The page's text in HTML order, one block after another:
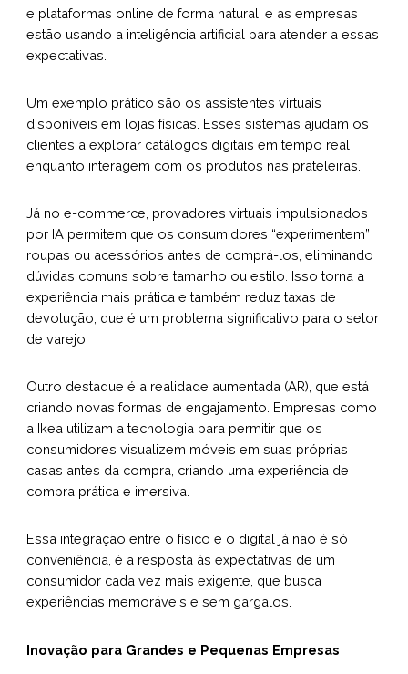
e plataformas online de forma natural, e as empresas
estão usando a inteligência artificial para atender a essas
expectativas.
Um exemplo prático são os assistentes virtuais
disponíveis em lojas físicas. Esses sistemas ajudam os
clientes a explorar catálogos digitais em tempo real
enquanto interagem com os produtos nas prateleiras.
Já no e-commerce, provadores virtuais impulsionados
por IA permitem que os consumidores “experimentem”
roupas ou acessórios antes de comprá-los, eliminando
dúvidas comuns sobre tamanho ou estilo. Isso torna a
experiência mais prática e também reduz taxas de
devolução, que é um problema significativo para o setor
de varejo.
Outro destaque é a realidade aumentada (AR), que está
criando novas formas de engajamento. Empresas como
a Ikea utilizam a tecnologia para permitir que os
consumidores visualizem móveis em suas próprias
casas antes da compra, criando uma experiência de
compra prática e imersiva.
Essa integração entre o físico e o digital já não é só
conveniência, é a resposta às expectativas de um
consumidor cada vez mais exigente, que busca
experiências memoráveis e sem gargalos.
Inovação para Grandes e Pequenas Empresas